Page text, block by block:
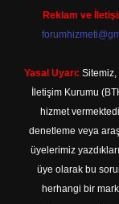
Reklam ve
Yasal Uyarı: Sitemiz,
İletişim Kurumu
hizmet
denetleme veya
üyelerimiz
üye olarak bu
herhangi bir